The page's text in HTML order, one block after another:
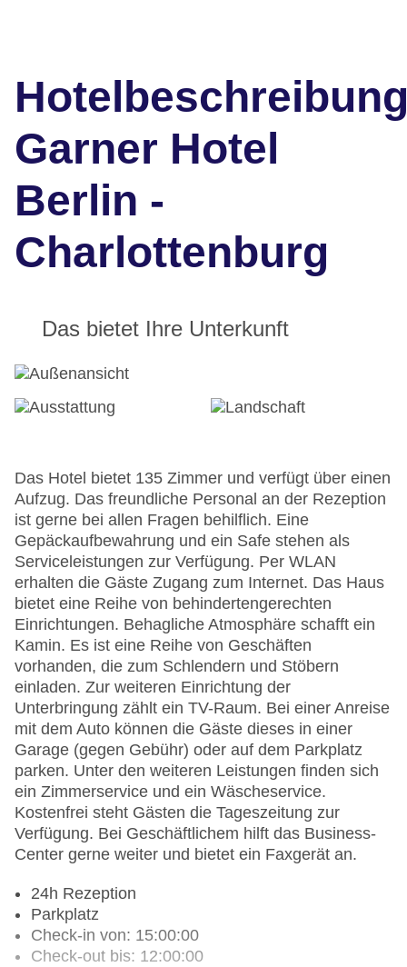
Garner Hotel
Berlin -
Charlottenburg
Das bietet Ihre Unterkunft
Das Hotel bietet 135 Zimmer und verfügt über einen
Aufzug. Das freundliche Personal an der Rezeption
ist gerne bei allen Fragen behilflich. Eine
Gepäckaufbewahrung und ein Safe stehen als
Serviceleistungen zur Verfügung. Per WLAN
erhalten die Gäste Zugang zum Internet. Das Haus
bietet eine Reihe von behindertengerechten
Einrichtungen. Behagliche Atmosphäre schafft ein
Kamin. Es ist eine Reihe von Geschäften
vorhanden, die zum Schlendern und Stöbern
einladen. Zur weiteren Einrichtung der
Unterbringung zählt ein TV-Raum. Bei einer Anreise
mit dem Auto können die Gäste dieses in einer
Garage (gegen Gebühr) oder auf dem Parkplatz
parken. Unter den weiteren Leistungen finden sich
ein Zimmerservice und ein Wäscheservice.
Kostenfrei steht Gästen die Tageszeitung zur
Verfügung. Bei Geschäftlichem hilft das Business-
Center gerne weiter und bietet ein Faxgerät an.
24h Rezeption
Parkplatz
Check-in von: 15:00:00
Check-out bis: 12:00:00